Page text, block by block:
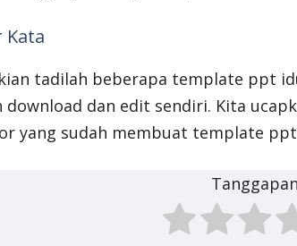
Kata
tadilah beberapa template ppt
download dan edit sendiri. Kita
yang sudah membuat template
Tanggapan